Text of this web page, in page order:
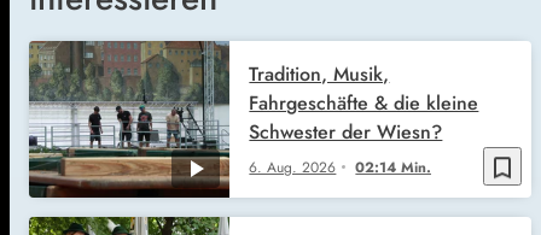
bookmark_border
6. Aug. 2026 02:14 Min.
Tradition, Musik,
Fahrgeschäfte & die kleine
Schwester der Wiesn?